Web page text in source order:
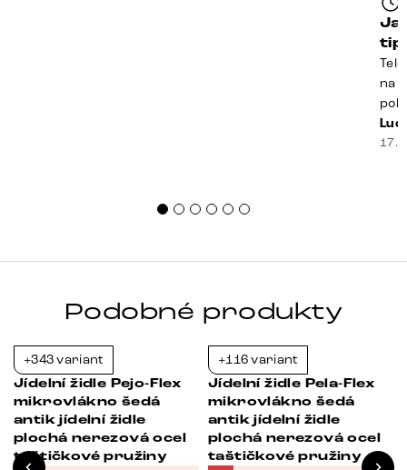
na
17.
Podobné produkty
+343 variant
Jídelní židle Pejo-Flex
mikrovlákno šedá
antik jídelní židle
plochá nerezová ocel
taštičkové pružiny
+116 variant
Jídelní židle Pela-Flex
mikrovlákno šedá
antik jídelní židle
plochá nerezová ocel
taštičkové pružiny